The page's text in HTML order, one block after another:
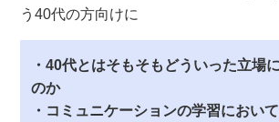
う40代の方向けに
・40代とはそもそもどういった立場
のか
・コミュニケーションの学習におい